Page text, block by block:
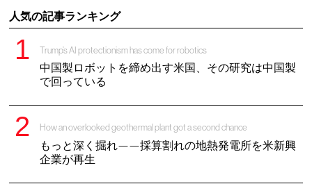
人気の記事ランキング
Trump’s AI protectionism has come for robotics
中国製ロボットを締め出す米国、その研究は中国製
で回っている
How an overlooked geothermal plant got a second chance
もっと深く掘れ——採算割れの地熱発電所を米新興
企業が再生